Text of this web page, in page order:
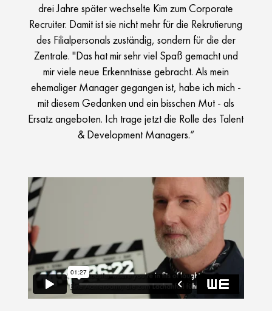
drei Jahre später wechselte Kim zum Corporate
Recruiter. Damit ist sie nicht mehr für die Rekrutierung
des Filialpersonals zuständig, sondern für die der
Zentrale. "Das hat mir sehr viel Spaß gemacht und
mir viele neue Erkenntnisse gebracht. Als mein
ehemaliger Manager gegangen ist, habe ich mich -
mit diesem Gedanken und ein bisschen Mut - als
Ersatz angeboten. Ich trage jetzt die Rolle des Talent
& Development Managers.“